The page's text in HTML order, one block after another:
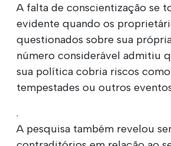
A falta de conscientização se
evidente quando os
questionados sobre sua
número considerável admitiu
sua política cobria riscos
tempestades ou outros
.
A pesquisa também revelou